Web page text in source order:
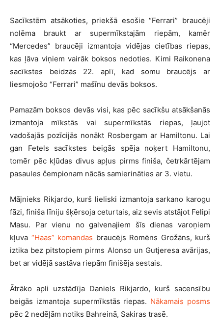
Sacīkstēm atsākoties, priekšā esošie “Ferrari” braucēji
nolēma braukt ar supermīkstajām riepām, kamēr
“Mercedes” braucēji izmantoja vidējas cietības riepas,
kas ļāva viņiem vairāk boksos nedoties. Kimi Raikonena
sacīkstes beidzās 22. aplī, kad somu braucējs ar
liesmojošo “Ferrari” mašīnu devās boksos.
Pamazām boksos devās visi, kas pēc sacīkšu atsākšanās
izmantoja mīkstās vai supermīkstās riepas, ļaujot
vadošajās pozīcijās nonākt Rosbergam ar Hamiltonu. Lai
gan Fetels sacīkstes beigās spēja noķert Hamiltonu,
tomēr pēc kļūdas divus apļus pirms finiša, četrkārtējam
pasaules čempionam nācās samierināties ar 3. vietu.
Mājnieks Rikjardo, kurš lieliski izmantoja sarkano karogu
fāzi, finiša līniju šķērsoja ceturtais, aiz sevis atstājot Felipi
Masu. Par vienu no galvenajiem šīs dienas varoņiem
kļuva “Haas” komandas braucējs Romēns Grožāns, kurš
iztika bez pitstopiem pirms Alonso un Gutjeresa avārijas,
bet ar vidējā sastāva riepām finišēja sestais.
Ātrāko apli uzstādīja Daniels Rikjardo, kurš sacensību
beigās izmantoja supermīkstās riepas. Nākamais posms
pēc 2 nedēļām notiks Bahreinā, Sakiras trasē.